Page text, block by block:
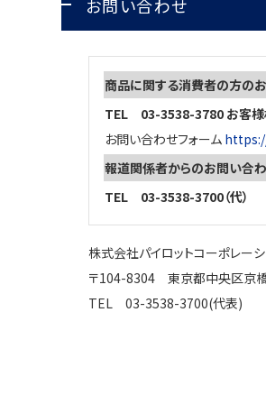
お問い合わせ
商品に関する消費者の方の
TEL 03-3538-3780 お客様
お問い合わせフォーム
報道関係者からのお問い合
TEL 03-3538-3700（代）
株式会社パイロットコーポレーシ
〒104-8304 東京都中央区京
TEL 03-3538-3700(代表)